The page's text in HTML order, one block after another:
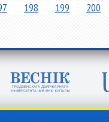
198 199 200